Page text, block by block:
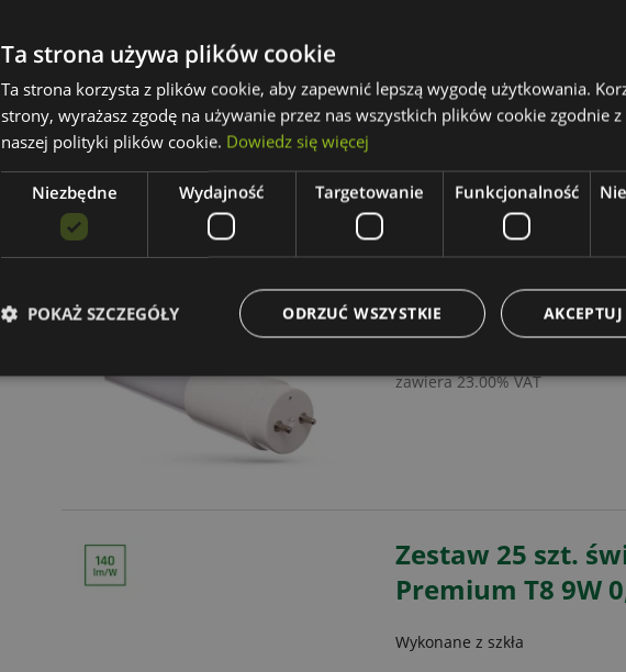
LED TUBE T8
28X1500 glass
Dostępność:
duża ilość
Wysyłka w:
24 godziny
zawiera 23.00% VAT
Zestaw 25 szt.
Premium T8 9W
Wykonane z szkła
Ta strona używa plików cookie
Ta strona korzysta z plików cookie, aby zapewnić lepszą wygodę użytkowania.
strony, wyrażasz zgodę na używanie przez nas wszystkich plików cookie zgodnie
naszej polityki plików cookie. Dowiedz się więcej
Niezbędne Wydajność Targetowanie Funkcjonalność
ODRZUĆ WSZYSTKIE
POKAŻ SZCZEGÓŁY